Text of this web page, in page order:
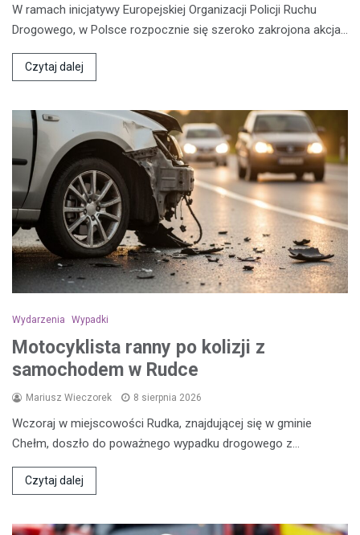
W ramach inicjatywy Europejskiej Organizacji Policji Ruchu
Drogowego, w Polsce rozpocznie się szeroko zakrojona akcja…
Czytaj dalej
Wydarzenia Wypadki
Motocyklista ranny po kolizji z
samochodem w Rudce
Mariusz Wieczorek 8 sierpnia 2026
Wczoraj w miejscowości Rudka, znajdującej się w gminie
Chełm, doszło do poważnego wypadku drogowego z…
Czytaj dalej